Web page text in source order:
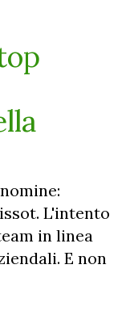
L'intento
in linea
E non